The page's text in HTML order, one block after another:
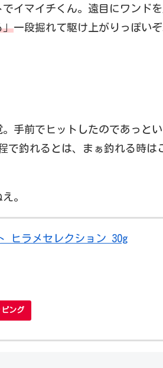
イマイチくん。遠目にワンド
」一段掘れて駆け上がりっぽい
手前でヒットしたのであっと
で釣れるとは、まぁ釣れる時は
。
ヒラメセレクション 30g
ング